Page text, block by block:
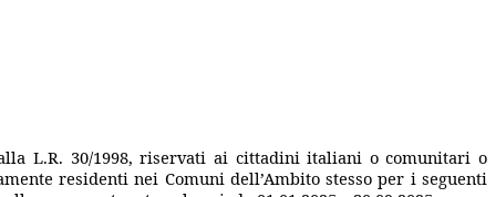
L.R. 30/1998, riservati ai cittadini italiani o comunitari o
residenti nei Comuni dell’Ambito stesso per i seguenti